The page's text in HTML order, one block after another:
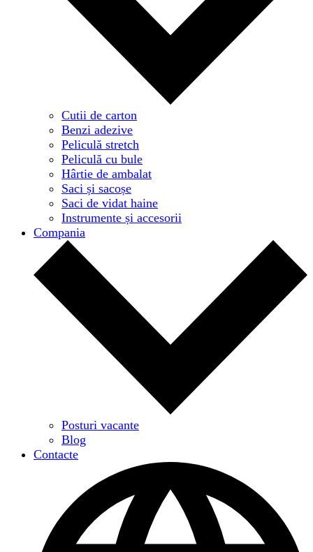
Cutii de carton
Benzi adezive
Peliculă stretch
Peliculă cu bule
Hârtie de ambalat
Saci și sacoșe
Saci de vidat haine
Instrumente și accesorii
Compania
Posturi vacante
Blog
Contacte